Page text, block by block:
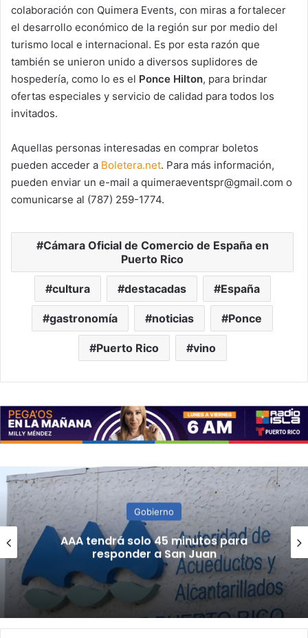
colaboración con Quimera Events, con miras a fortalecer
el desarrollo económico de la región sur por medio del
turismo local e internacional. Es por esta razón que
también se unieron unido a diversos suplidores de
hospedería, como lo es el Ponce Hilton, para brindar
ofertas especiales y servicio de calidad para todos los
invitados.
Aquellas personas interesadas en comprar boletos
pueden acceder a Boletera.net. Para más información,
pueden enviar un e-mail a quimeraeventspr@gmail.com o
comunicarse al (787) 259-1774.
Cámara Oficial de Comercio de España en
Puerto Rico
cultura destacadas España
gastronomía noticias Ponce
Puerto Rico vino
Noticias
(VIDEOS) Severas afectaciones
materiales tras fuerte sismo en
Colombia